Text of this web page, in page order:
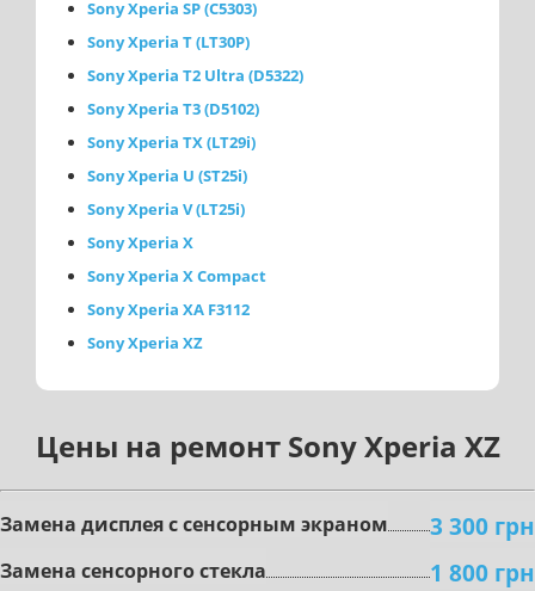
Sony Xperia SP (C5303)
Sony Xperia T (LT30P)
Sony Xperia T2 Ultra (D5322)
Sony Xperia T3 (D5102)
Sony Xperia TX (LT29i)
Sony Xperia U (ST25i)
Sony Xperia V (LT25i)
Sony Xperia X
Sony Xperia X Compact
Sony Xperia XA F3112
Sony Xperia XZ
Цены на ремонт Sony Xperia XZ
Зaмeнa диcплeя c ceнcopным экpaнoм 3 300 грн
Замена сенсорного стекла 1 800 грн